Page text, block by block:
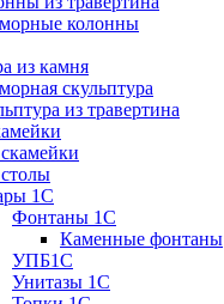
колонны
из камня
скульптура
из травертина
1C
Фонтаны 1C
Каменные фонтаны
УПБ1С
Унитазы 1С